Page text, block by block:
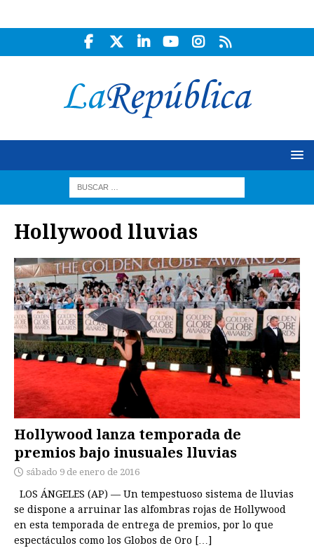
Hollywood lluvias
Hollywood lanza temporada de
premios bajo inusuales lluvias
sábado 9 de enero de 2016
LOS ÁNGELES (AP) — Un tempestuoso sistema de lluvias
se dispone a arruinar las alfombras rojas de Hollywood
en esta temporada de entrega de premios, por lo que
espectáculos como los Globos de Oro […]